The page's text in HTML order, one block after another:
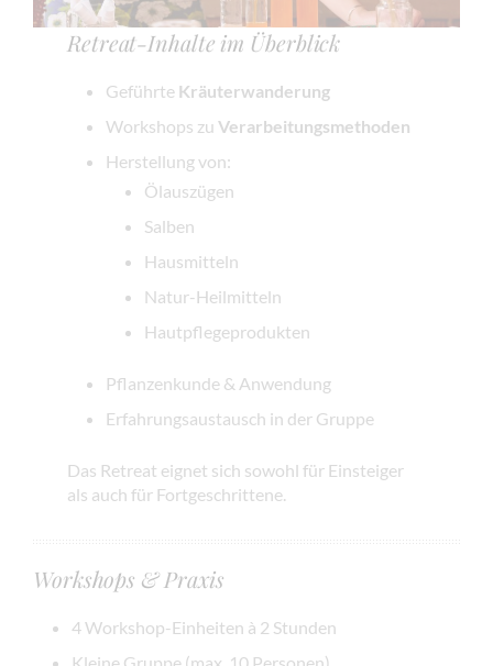
Retreat-Inhalte im Überblick
Geführte Kräuterwanderung
Workshops zuVerarbeitungsmethoden
Herstellung von:
Ölauszügen
Salben
Hausmitteln
Natur-Heilmitteln
Hautpflegeprodukten
Pflanzenkunde & Anwendung
Erfahrungsaustausch in der Gruppe
Das Retreat eignet sich sowohl für Einsteiger
als auch für Fortgeschrittene.
Workshops & Praxis
4 Workshop-Einheiten à 2 Stunden
Kleine Gruppe (max. 10 Personen)